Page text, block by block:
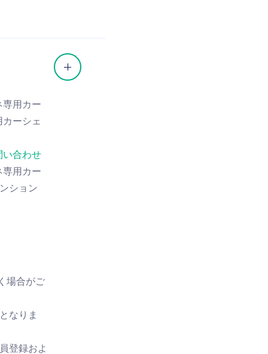
用カー
ーシェ
い合わせ
用カー
ション
場合がご
なりま
登録およ